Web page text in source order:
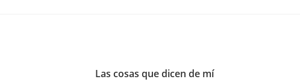
Las cosas que dicen de mí